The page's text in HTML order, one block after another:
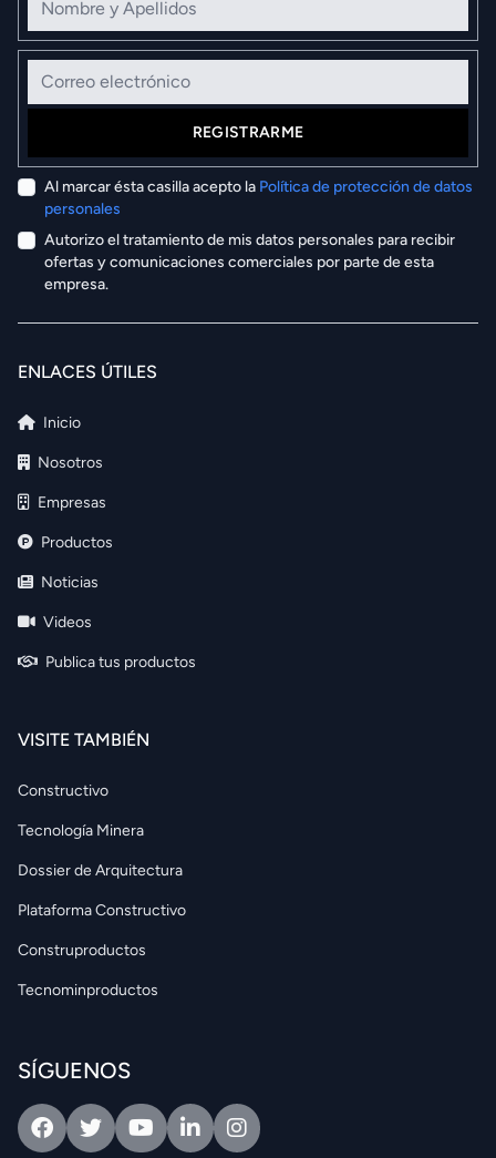
Correo electrónico
REGISTRARME
Al marcar ésta casilla acepto la Política de protección de datos
personales
Autorizo el tratamiento de mis datos personales para recibir
ofertas y comunicaciones comerciales por parte de esta
empresa.
ENLACES ÚTILES
Inicio
Nosotros
Empresas
Productos
Noticias
Videos
Publica tus productos
VISITE TAMBIÉN
Constructivo
Tecnología Minera
Dossier de Arquitectura
Plataforma Constructivo
Construproductos
Tecnominproductos
SÍGUENOS
FacebookTwitterYoutubeLinkedinIntagram